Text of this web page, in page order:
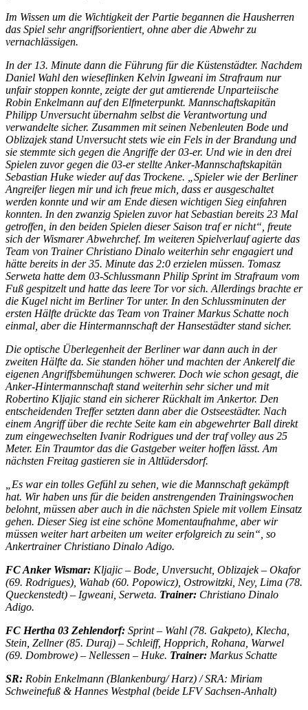
Im Wissen um die Wichtigkeit der Partie begannen die Hausherren
das Spiel sehr angriffsorientiert, ohne aber die Abwehr zu
vernachlässigen.
In der 13. Minute dann die Führung für die Küstenstädter. Nachdem
Daniel Wahl den wieseflinken Kelvin Igweani im Strafraum nur
unfair stoppen konnte, zeigte der gut amtierende Unparteiische
Robin Enkelmann auf den Elfmeterpunkt. Mannschaftskapitän
Philipp Unversucht übernahm selbst die Verantwortung und
verwandelte sicher. Zusammen mit seinen Nebenleuten Bode und
Oblizajek stand Unversucht stets wie ein Fels in der Brandung und
sie stemmte sich gegen die Angriffe der 03-er. Und wie in den drei
Spielen zuvor gegen die 03-er stellte Anker-Mannschaftskapitän
Sebastian Huke wieder auf das Trockene. „Spieler wie der Berliner
Angreifer liegen mir und ich freue mich, dass er ausgeschaltet
werden konnte und wir am Ende diesen wichtigen Sieg einfahren
konnten. In den zwanzig Spielen zuvor hat Sebastian bereits 23 Mal
getroffen, in den beiden Spielen dieser Saison traf er nicht“, freute
sich der Wismarer Abwehrchef. Im weiteren Spielverlauf agierte das
Team von Trainer Christiano Dinalo weiterhin sehr engagiert und
hätte bereits in der 35. Minute das 2:0 erzielen müssen. Tomasz
Serweta hatte dem 03-Schlussmann Philip Sprint im Strafraum vom
Fuß gespitzelt und hatte das leere Tor vor sich. Allerdings brachte er
die Kugel nicht im Berliner Tor unter. In den Schlussminuten der
ersten Hälfte drückte das Team von Trainer Markus Schatte noch
einmal, aber die Hintermannschaft der Hansestädter stand sicher.
Die optische Überlegenheit der Berliner war dann auch in der
zweiten Hälfte da. Sie standen höher und machten der Ankerelf die
eigenen Angriffsbemühungen schwerer. Doch wie schon gesagt, die
Anker-Hintermannschaft stand weiterhin sehr sicher und mit
Robertino Kljajic stand ein sicherer Rückhalt im Ankertor. Den
entscheidenden Treffer setzten dann aber die Ostseestädter. Nach
einem Angriff über die rechte Seite kam ein abgewehrter Ball direkt
zum eingewechselten Ivanir Rodrigues und der traf volley aus 25
Meter. Ein Traumtor das die Gastgeber weiter hoffen lässt. Am
nächsten Freitag gastieren sie in Altlüdersdorf.
„Es war ein tolles Gefühl zu sehen, wie die Mannschaft gekämpft
hat. Wir haben uns für die beiden anstrengenden Trainingswochen
belohnt, müssen aber auch in die nächsten Spiele mit vollem Einsatz
gehen. Dieser Sieg ist eine schöne Momentaufnahme, aber wir
müssen weiter hart arbeiten um weiter erfolgreich zu sein“, so
Ankertrainer Christiano Dinalo Adigo.
FC Anker Wismar: Kljajic – Bode, Unversucht, Oblizajek – Okafor
(69. Rodrigues), Wahab (60. Popowicz), Ostrowitzki, Ney, Lima (78.
Queckenstedt) – Igweani, Serweta. Trainer: Christiano Dinalo
Adigo.
FC Hertha 03 Zehlendorf: Sprint – Wahl (78. Gakpeto), Klecha,
Stein, Zellner (85. Duraj) – Schleiff, Hopprich, Rohana, Warwel
(69. Dombrowe) – Nellessen – Huke. Trainer: Markus Schatte
SR: Robin Enkelmann (Blankenburg/ Harz) / SRA: Miriam
Schweinefuß & Hannes Westphal (beide LFV Sachsen-Anhalt)